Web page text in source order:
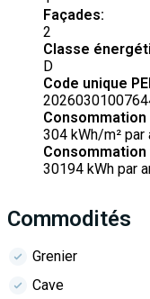
Façades:
2
Classe
D
Code unique
304 kWh/m² par
30194 kWh par
Commodités
Grenier
Cave